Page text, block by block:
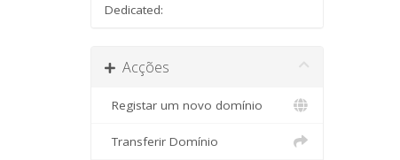
Dedicated:
Acções
Registar um novo domínio
Transferir Domínio